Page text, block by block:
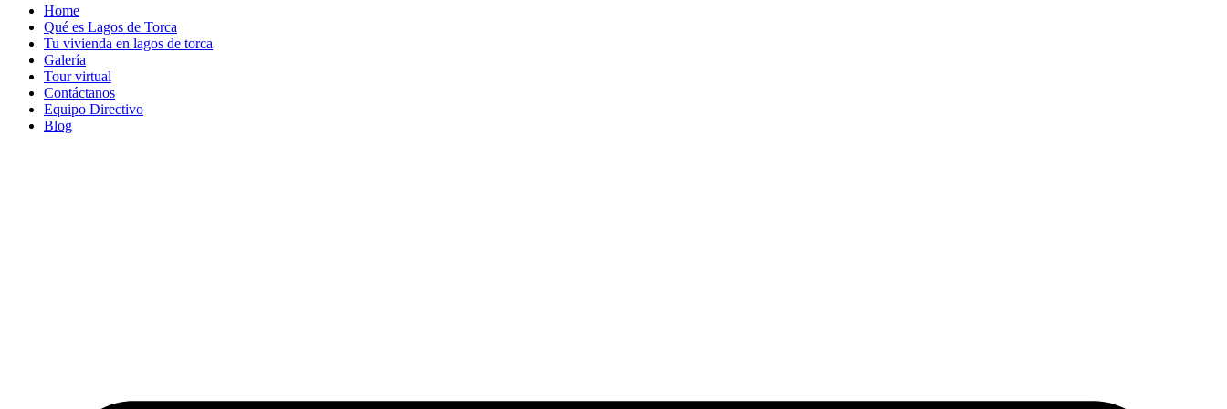
Home
Qué es Lagos de Torca
Tu vivienda en lagos de torca
Galería
Tour virtual
Contáctanos
Equipo Directivo
Blog